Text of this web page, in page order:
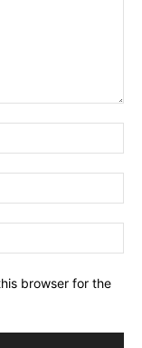
browser for the